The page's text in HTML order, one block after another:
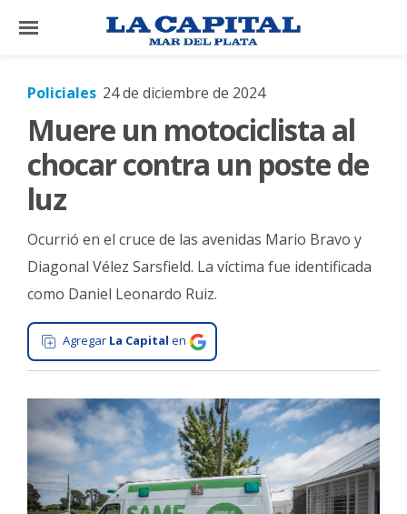
×
El
País
El
Mundo
La
Zona
Cultura
Tecnología
Gastronomía
Salud
Interés
General
La
Ciudad
Policiales 24 de diciembre de 2024
Muere un motociclista al
chocar contra un poste de
luz
Ocurrió en el cruce de las avenidas Mario Bravo y
Diagonal Vélez Sarsfield. La víctima fue identificada
como Daniel Leonardo Ruiz.
Agregar La Capital en